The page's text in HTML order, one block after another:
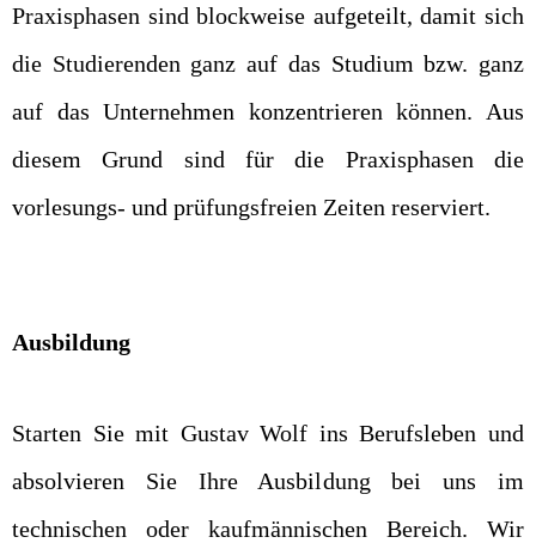
Praxisphasen sind blockweise aufgeteilt, damit sich
die Studierenden ganz auf das Studium bzw. ganz
auf das Unternehmen konzentrieren können. Aus
diesem Grund sind für die Praxisphasen die
vorlesungs- und prüfungsfreien Zeiten reserviert.
Ausbildung
Starten Sie mit Gustav Wolf ins Berufsleben und
absolvieren Sie Ihre Ausbildung bei uns im
technischen oder kaufmännischen Bereich. Wir